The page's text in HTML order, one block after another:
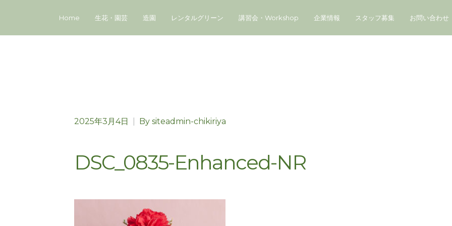
Home 生花・園芸 造園 レンタルグリーン 講習会・Workshop 企業情報 スタッフ募集 お問い合わせ
2025年3月4日 By siteadmin-chikiriya
DSC_0835-Enhanced-NR